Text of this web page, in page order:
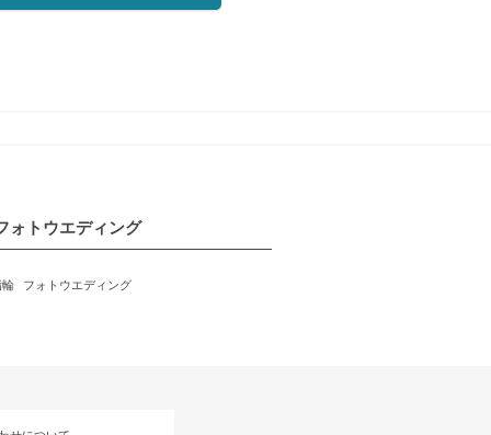
ォトウエディング
輪 フォトウエディング